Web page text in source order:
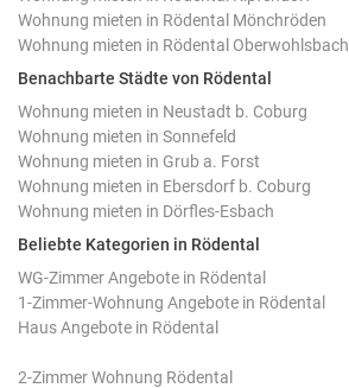
Wohnung mieten in Rödental Mönchröden
Wohnung mieten in Rödental Oberwohlsbach
Benachbarte Städte von Rödental
Wohnung mieten in Neustadt b. Coburg
Wohnung mieten in Sonnefeld
Wohnung mieten in Grub a. Forst
Wohnung mieten in Ebersdorf b. Coburg
Wohnung mieten in Dörfles-Esbach
Beliebte Kategorien in Rödental
WG-Zimmer Angebote in Rödental
1-Zimmer-Wohnung Angebote in Rödental
Haus Angebote in Rödental
2-Zimmer Wohnung Rödental